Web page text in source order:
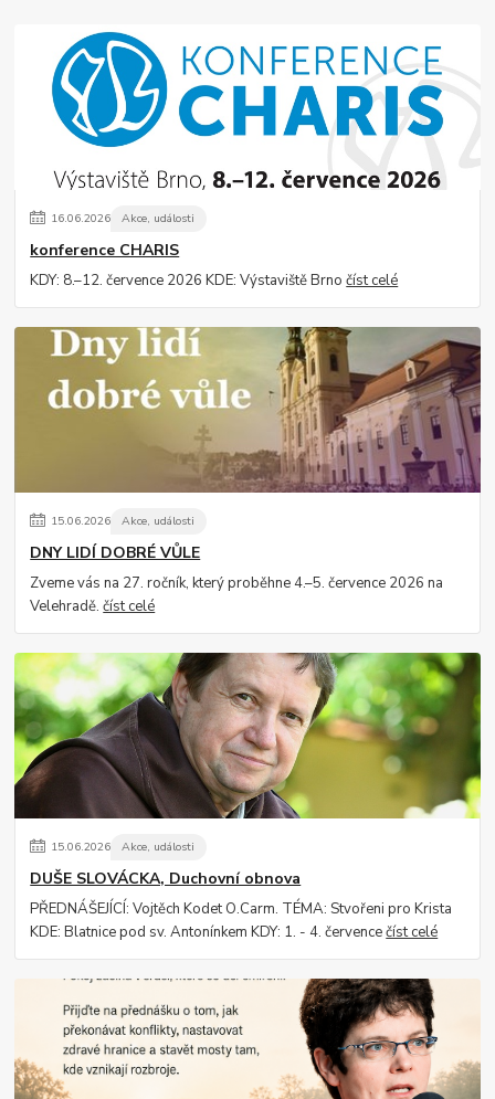
16.06.2026 Akce, události
konference CHARIS
KDY: 8.–12. července 2026 KDE: Výstaviště Brnočíst celé
15.06.2026 Akce, události
DNY LIDÍ DOBRÉ VŮLE
Zveme vás na 27. ročník, který proběhne 4.–5. července 2026 na
Velehradě.číst celé
15.06.2026 Akce, události
DUŠE SLOVÁCKA, Duchovní obnova
PŘEDNÁŠEJÍCÍ: Vojtěch Kodet O.Carm. TÉMA: Stvořeni pro Krista
KDE: Blatnice pod sv. Antonínkem KDY: 1. - 4. červencečíst celé